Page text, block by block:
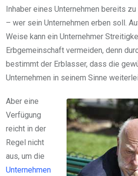
Inhaber eines Unternehmen bereits
– wer sein Unternehmen erben soll.
Weise kann ein Unternehmer
Erbgemeinschaft vermeiden, denn
bestimmt der Erblasser, dass die
Unternehmen in seinem Sinne
Aber eine
Verfügung
reicht in der
Regel nicht
aus, um die
Unternehmen